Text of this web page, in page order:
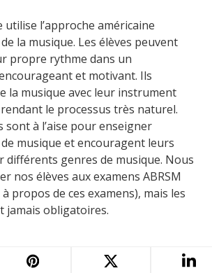
l’approche américaine
la musique. Les élèves peuvent
propre rythme dans un
et motivant. Ils
la musique avec leur instrument
le processus très naturel.
à l’aise pour enseigner
musique et encouragent leurs
différents genres de musique. Nous
nos élèves auxexamens ABRSM
propos de ces examens), mais les
jamais obligatoires.